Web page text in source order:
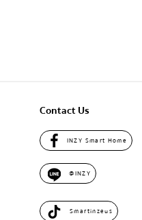
Contact Us
INZY Smart Home
@INZY
Smartinzeus